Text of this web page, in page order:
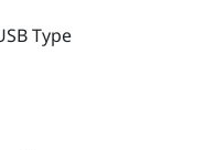
Type